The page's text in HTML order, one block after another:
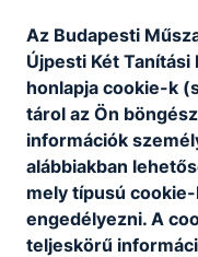
Széchenyi
További
Nincs találat
Az Budapesti
Újpesti Két
honlapja cookie-k
tárol az Ön
információk
alábbiakban
mely típusú
engedélyezni. A
teljeskörű